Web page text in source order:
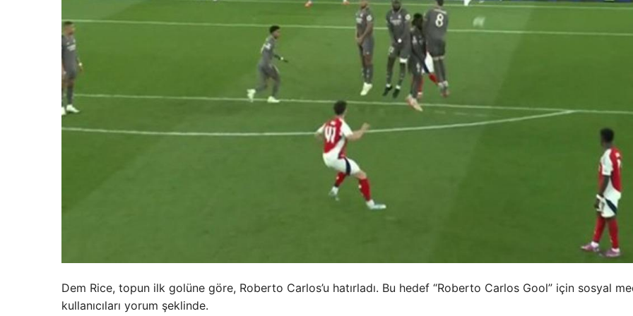
Dem Rice, topun ilk golüne göre, Roberto Carlos’u hatırladı. Bu hedef “Roberto Carlos Gool” için sosyal
kullanıcıları yorum şeklinde.